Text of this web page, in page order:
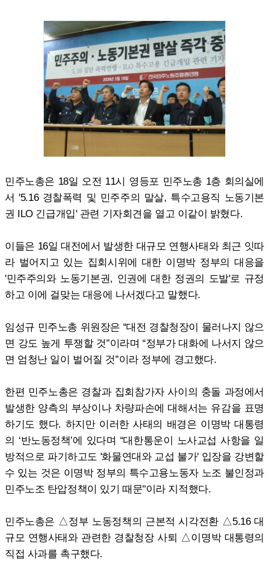
민주노총은 18일 오전 11시 영등포 민주노총 1층 회의실에
서 '5.16 경찰폭력 및 민주주의 말살, 특수고용직 노동기본
권 ILO 긴급개입' 관련 기자회견을 열고 이같이 밝혔다.
이들은 16일 대전에서 발생한 대규모 연행사태와 최근 잇따
라 벌어지고 있는 집회시위에 대한 이명박 정부의 대응을
'민주주의와 노동기본권, 인권에 대한 정권의 도발'로 규정
하고 이에 걸맞는 대응에 나서겠다고 말했다.
임성규 민주노총 위원장은 “대전 경찰청장이 물러나지 않으
면 강도 높게 투쟁할 것”이라며 “정부가 대화에 나서지 않으
면 엄청난 일이 벌어질 것”이라 정부에 경고했다.
한편 민주노총은 경찰과 집회참가자 사이의 충돌 과정에서
발생한 양측의 부상이나 차량파손에 대해서는 유감을 표명
하기도 했다. 하지만 이러한 사태의 배경은 이명박 대통령
의 ‘반노동정책’에 있다며 “대한통운이 노사교섭 사항을 일
방적으로 파기하고도 '화물연대와 교섭 불가' 입장을 강변할
수 있는 것은 이명박 정부의 특수고용노동자 노조 불인정과
민주노조 탄압정책이 있기 때문"이라 지적했다.
민주노총은 △정부 노동정책의 근본적 시각전환 △5.16 대
규모 연행사태와 관련한 경찰청장 사퇴 △이명박 대통령의
직접 사과를 촉구했다.